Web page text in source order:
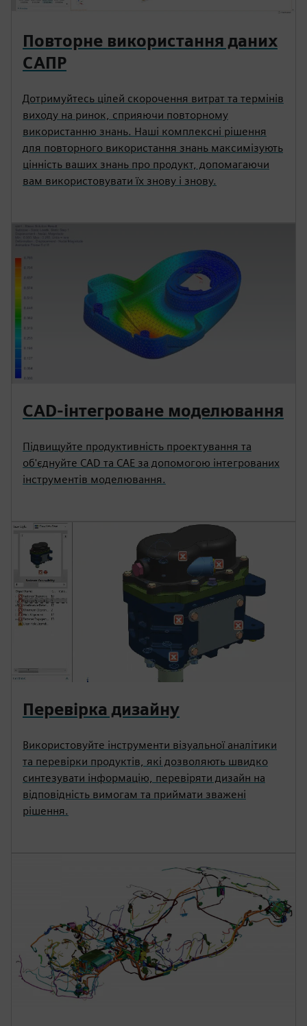
Повторне використання даних
САПР
Дотримуйтесь цілей скорочення витрат та термінів
виходу на ринок, сприяючи повторному
використанню знань. Наші комплексні рішення
для повторного використання знань максимізують
цінність ваших знань про продукт, допомагаючи
вам використовувати їх знову і знову.
CAD-інтегроване моделювання
Підвищуйте продуктивність проектування та
об'єднуйте CAD та CAE за допомогою інтегрованих
інструментів моделювання.
Перевірка дизайну
Використовуйте інструменти візуальної аналітики
та перевірки продуктів, які дозволяють швидко
синтезувати інформацію, перевіряти дизайн на
відповідність вимогам та приймати зважені
рішення.